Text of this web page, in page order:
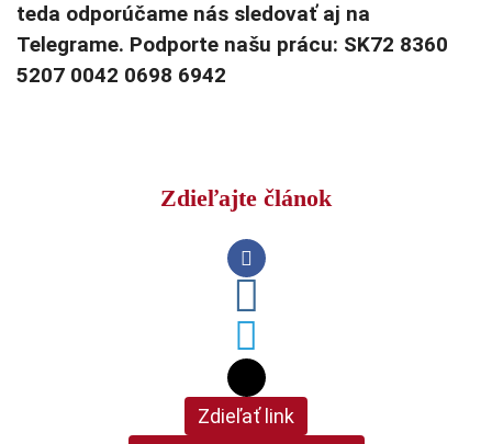
teda odporúčame nás sledovať aj na
Telegrame. Podporte našu prácu: SK72 8360
5207 0042 0698 6942
Zdieľajte článok
Zdieľať link